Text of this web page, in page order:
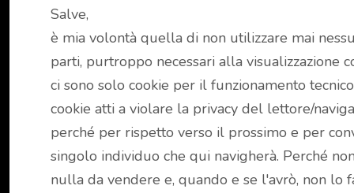
Salve,
è mia volontà quella di non utilizzare mai
parti, purtroppo necessari alla visualizzazione
ci sono solo cookie per il funzionamento
cookie atti a violare la privacy del lettore/
perché per rispetto verso il prossimo e per
singolo individuo che qui navigherà. Perché
nulla da vendere e, quando e se l'avrò, non lo